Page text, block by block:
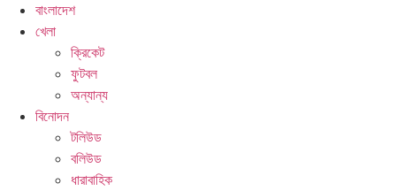
বাংলাদেশ
খেলা
ক্রিকেট
ফুটবল
অন্যান্য
বিনোদন
টলিউড
বলিউড
ধারাবাহিক